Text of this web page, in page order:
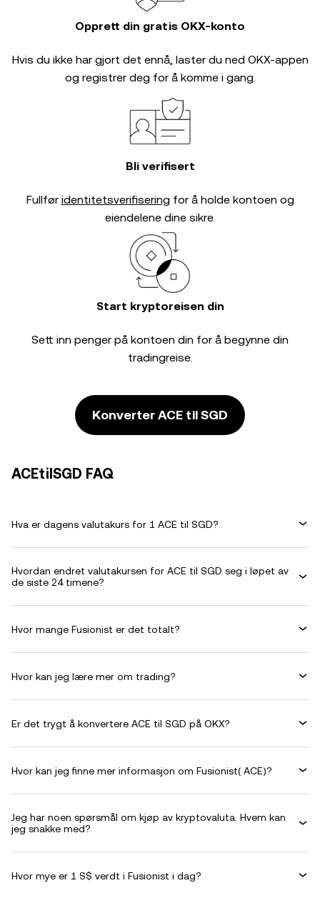
Opprett din gratis OKX-konto
Hvis du ikke har gjort det ennå, laster du ned OKX-appen
og registrer deg for å komme i gang.
Bli verifisert
Fullfør identitetsverifisering for å holde kontoen og
eiendelene dine sikre.
Start kryptoreisen din
Sett inn penger på kontoen din for å begynne din
tradingreise.
Konverter ACE til SGD
ACEtilSGD FAQ
Hva er dagens valutakurs for 1 ACE til SGD?
Hvordan endret valutakursen for ACE til SGD seg i løpet av
de siste 24 timene?
Hvor mange Fusionist er det totalt?
Hvor kan jeg lære mer om trading?
Er det trygt å konvertere ACE til SGD på OKX?
Hvor kan jeg finne mer informasjon om Fusionist( ACE)?
Jeg har noen spørsmål om kjøp av kryptovaluta. Hvem kan
jeg snakke med?
Hvor mye er 1 S$ verdt i Fusionist i dag?